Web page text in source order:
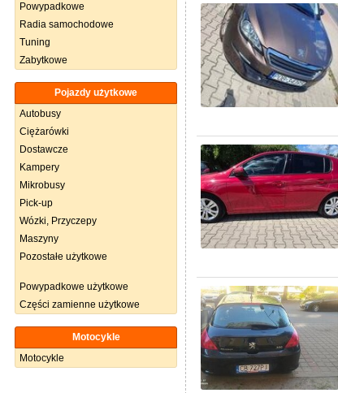
Powypadkowe
Radia samochodowe
Tuning
Zabytkowe
Pojazdy użytkowe
Autobusy
Ciężarówki
Dostawcze
Kampery
Mikrobusy
Pick-up
Wózki, Przyczepy
Maszyny
Pozostałe użytkowe
Powypadkowe użytkowe
Części zamienne użytkowe
Motocykle
Motocykle